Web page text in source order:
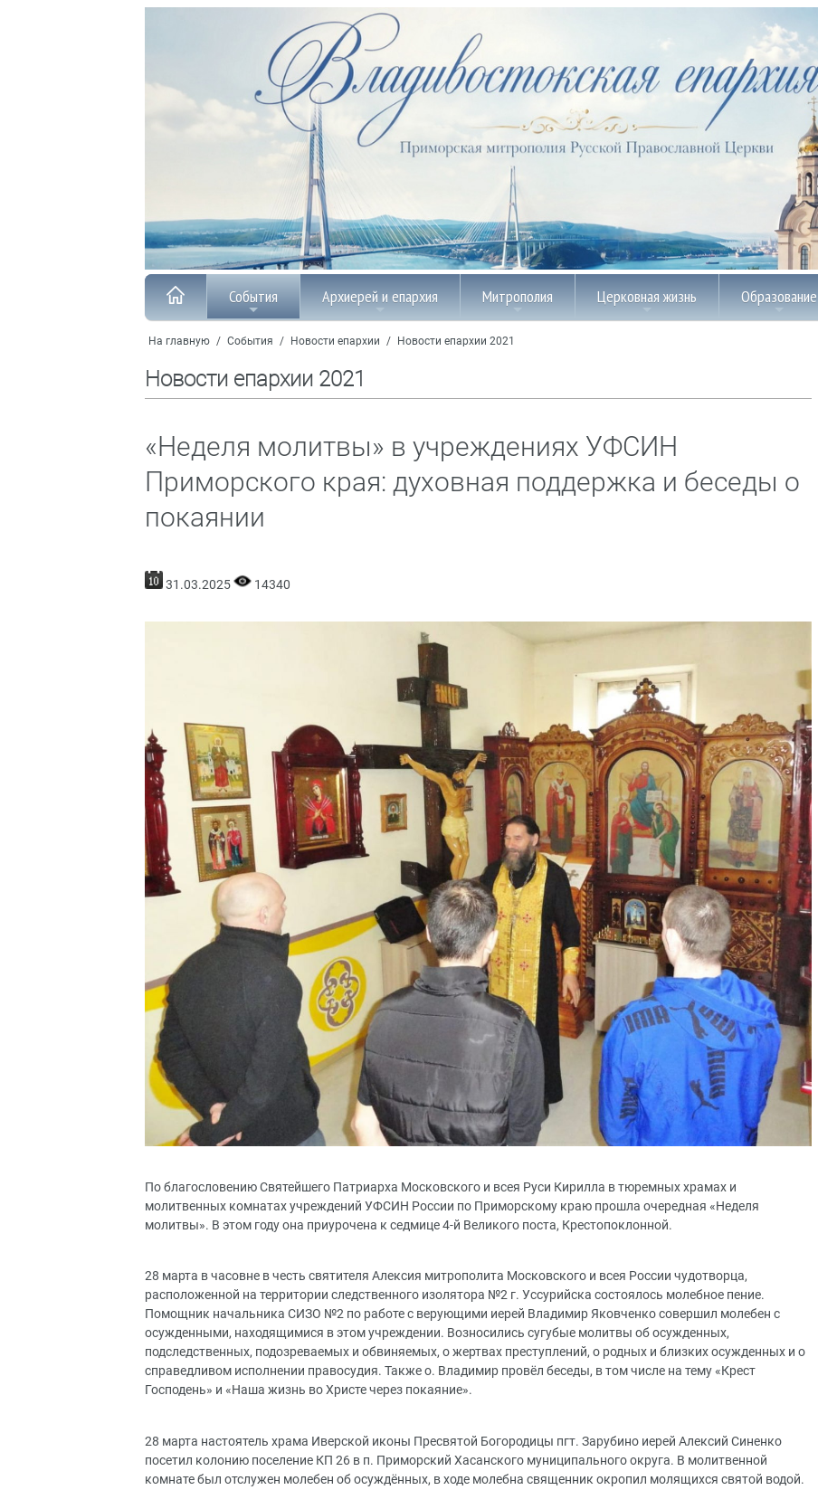
События Архиерей и епархия Митрополия Церковная жизнь Образование
На главную / События / Новости епархии / Новости епархии 2021
Новости епархии 2021
«Неделя молитвы» в учреждениях УФСИН
Приморского края: духовная поддержка и беседы о
покаянии
31.03.2025 14340
По благословению Святейшего Патриарха Московского и всея Руси Кирилла в тюремных храмах и
молитвенных комнатах учреждений УФСИН России по Приморскому краю прошла очередная «Неделя
молитвы». В этом году она приурочена к седмице 4-й Великого поста, Крестопоклонной.
28 марта в часовне в честь святителя Алексия митрополита Московского и всея России чудотворца,
расположенной на территории следственного изолятора №2 г. Уссурийска состоялось молебное пение.
Помощник начальника СИЗО №2 по работе с верующими иерей Владимир Яковченко совершил молебен с
осужденными, находящимися в этом учреждении. Возносились сугубые молитвы об осужденных,
подследственных, подозреваемых и обвиняемых, о жертвах преступлений, о родных и близких осужденных и о
справедливом исполнении правосудия. Также о. Владимир провёл беседы, в том числе на тему «Крест
Господень» и «Наша жизнь во Христе через покаяние».
28 марта настоятель храма Иверской иконы Пресвятой Богородицы пгт. Зарубино иерей Алексий Синенко
посетил колонию поселение КП 26 в п. Приморский Хасанского муниципального округа. В молитвенной
комнате был отслужен молебен об осуждённых, в ходе молебна священник окропил молящихся святой водой.